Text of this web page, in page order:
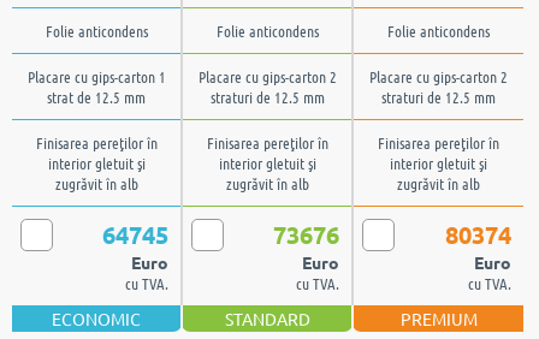
Folie anticondens Folie anticondens Folie anticondens
Placare cu gips-carton 1
strat de 12.5 mm
Placare cu gips-carton 2
straturi de 12.5 mm
Placare cu gips-carton 2
straturi de 12.5 mm
Finisarea pereţilor în
interior gletuit şi
zugrăvit în alb
Finisarea pereţilor în
interior gletuit şi
zugrăvit în alb
Finisarea pereţilor în
interior gletuit şi
zugrăvit în alb
64745
Euro
cu TVA.
73676
Euro
cu TVA.
80374
Euro
cu TVA.
ECONOMIC STANDARD
PREMIUM